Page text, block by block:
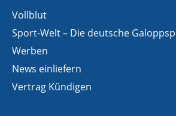
Vollblut
Sport-Welt – Die deutsche
Werben
News einliefern
Vertrag Kündigen